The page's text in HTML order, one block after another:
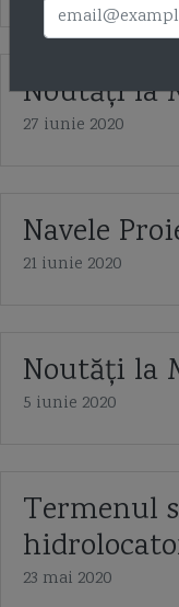
Noutăţi la
27 iunie 2020
Navele
21 iunie 2020
Noutăți la
5 iunie 2020
Termenul
23 mai 2020